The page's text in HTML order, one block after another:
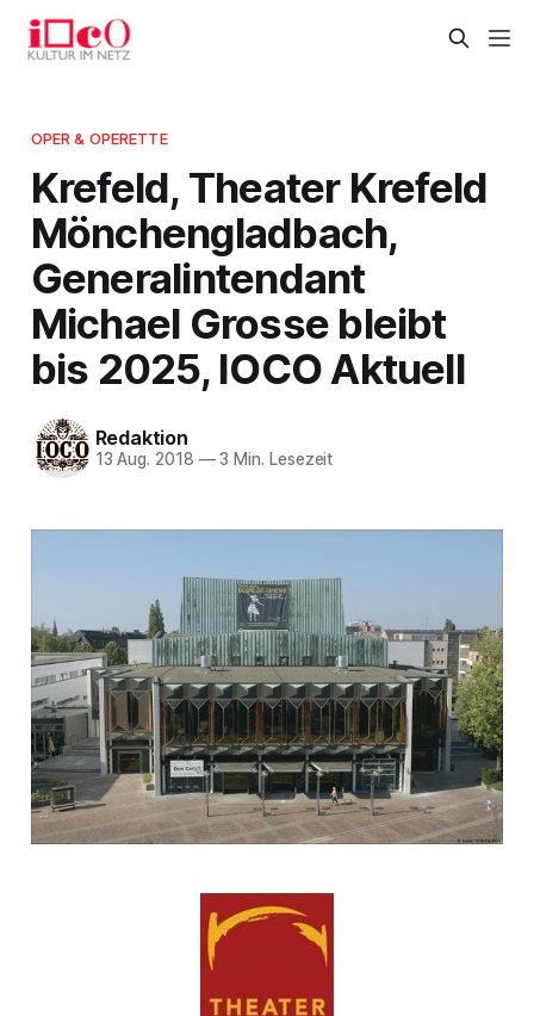
OPER & OPERETTE
Krefeld, Theater Krefeld
Mönchengladbach,
Generalintendant
Michael Grosse bleibt
bis 2025, IOCO Aktuell
Redaktion
13 Aug. 2018 —3 Min. Lesezeit